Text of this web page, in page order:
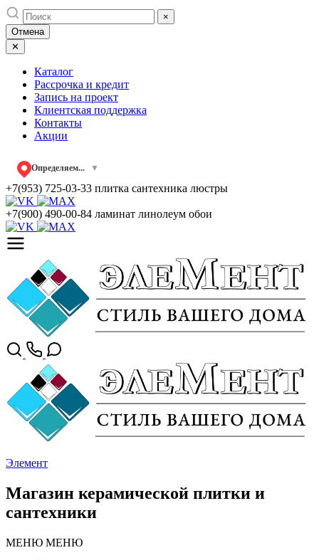
Skip
to
content
×
Отмена
✕
Каталог
Рассрочка и кредит
Запись на проект
Клиентская поддержка
Контакты
Акции
Определяем... ▼
+7(953) 725-03-33 плитка сантехника люстры
+7(900) 490-00-84 ламинат линолеум обои
Элемент
Магазин керамической плитки и
сантехники
МЕНЮ МЕНЮ